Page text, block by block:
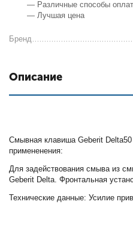
— Различные способы
— Лучшая цена
Бренд
Описание
Смывная клавиша Geberit
примененения:
Для задействования смыва из
Geberit Delta. Фронтальная
Технические данные: Усилие